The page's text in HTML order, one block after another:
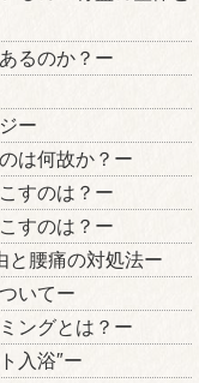
るのか？ー
ー
は何故か？ー
すのは？ー
すのは？ー
と腰痛の対処法ー
いてー
ングとは？ー
入浴″ー